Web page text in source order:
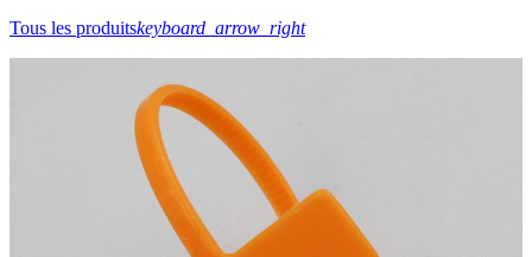
Tous les produitskeyboard_arrow_right